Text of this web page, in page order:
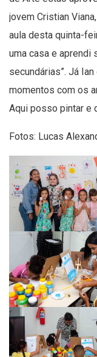
jovem Cristian
aula desta quinta-
uma casa e aprendi
secundárias”. Já
momentos com os
Aqui posso pintar e
Fotos: Lucas